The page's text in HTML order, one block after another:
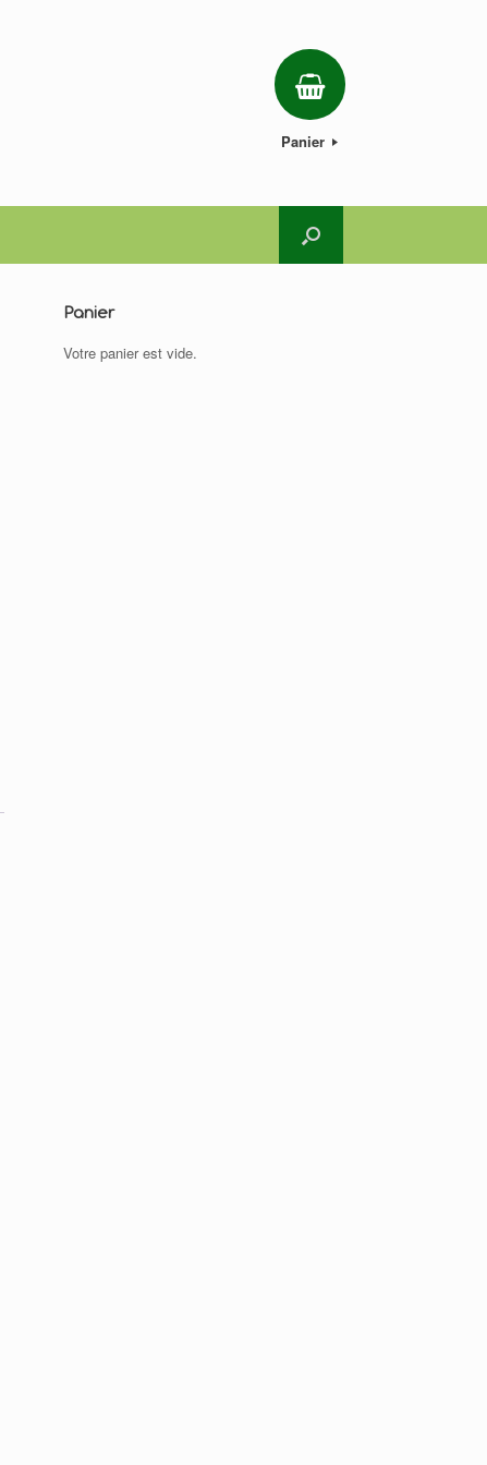
Panier
Panier
Votre panier est vide.